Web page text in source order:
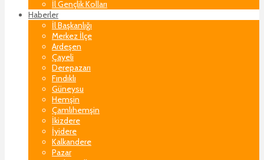
İl Gençlik Kolları
Haberler
İl Başkanlığı
Merkez İlçe
Ardeşen
Çayeli
Derepazarı
Fındıklı
Güneysu
Hemşin
Çamlıhemşin
İkizdere
İyidere
Kalkandere
Pazar